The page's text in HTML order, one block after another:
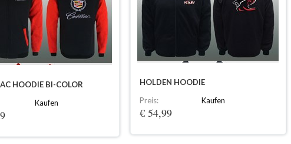
HOODIE BI-COLOR
Kaufen
HOLDEN HOODIE
Preis:
€ 54,99
Kaufen